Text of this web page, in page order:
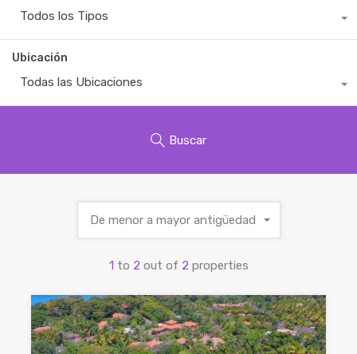
Todos los Tipos
Ubicación
Todas las Ubicaciones
Buscar
1 to 2 out of 2 properties
De menor a mayor antigüedad